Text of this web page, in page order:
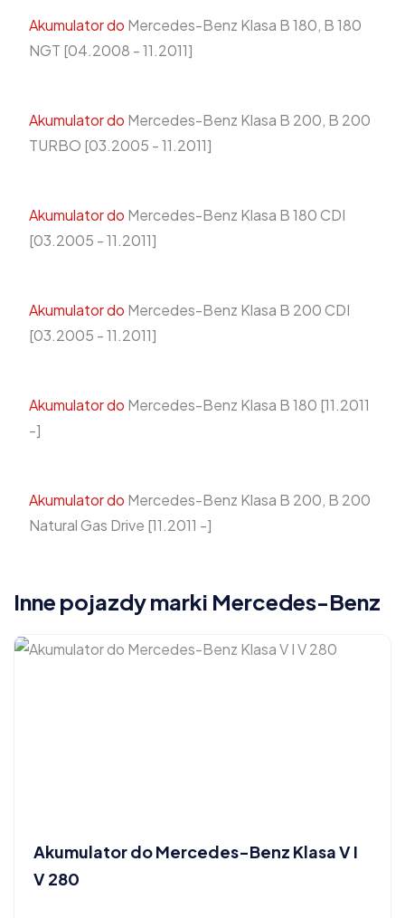
Akumulator do Mercedes-Benz Klasa B 180, B 180
NGT [04.2008 - 11.2011]
Akumulator do Mercedes-Benz Klasa B 200, B 200
TURBO [03.2005 - 11.2011]
Akumulator do Mercedes-Benz Klasa B 180 CDI
[03.2005 - 11.2011]
Akumulator do Mercedes-Benz Klasa B 200 CDI
[03.2005 - 11.2011]
Akumulator do Mercedes-Benz Klasa B 180 [11.2011
-]
Akumulator do Mercedes-Benz Klasa B 200, B 200
Natural Gas Drive [11.2011 -]
Inne pojazdy marki Mercedes-Benz
Akumulator do Mercedes-Benz Klasa V I
V 280